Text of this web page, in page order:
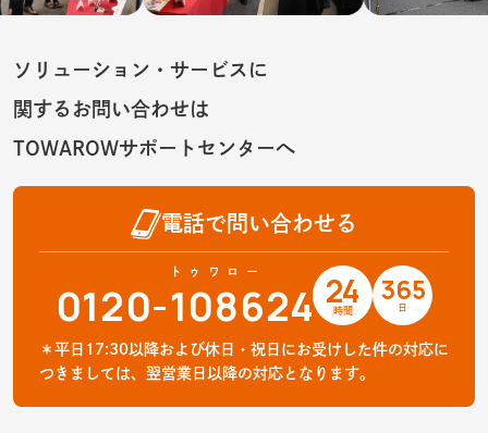
ソリューション・サービスに
関するお問い合わせは
TOWAROWサポートセンターへ
電話で問い合わせる
0120-1086
トゥワロー
24 24
時間
365
日
＊平日17:30以降および休日・祝日にお受けした件の対応に
つきましては、翌営業日以降の対応となります。